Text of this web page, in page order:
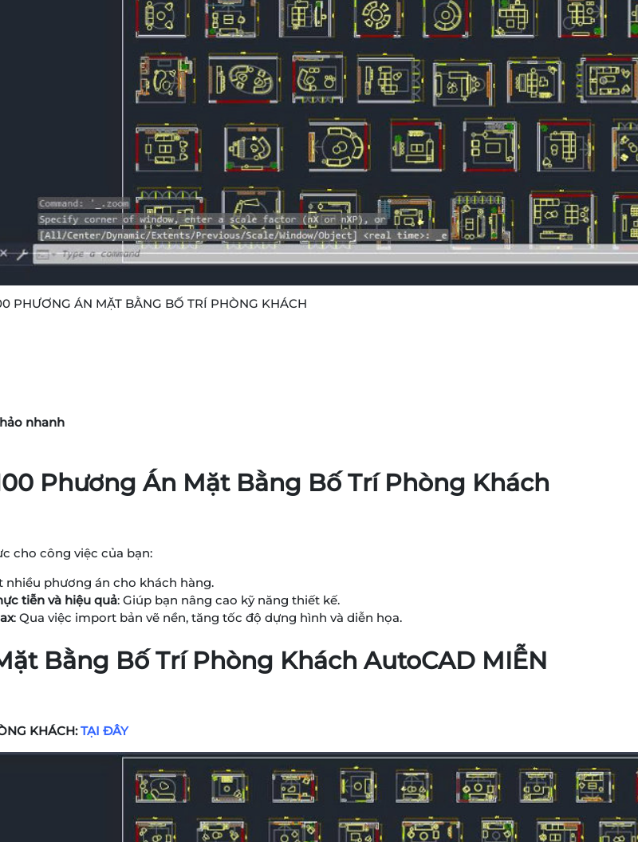
PHƯƠNG ÁN MẶT BẰNG BỐ TRÍ PHÒNG KHÁCH
nhanh
Phương Án Mặt Bằng Bố Trí Phòng Khách
cho công việc của bạn:
nhiều phương án cho khách hàng.
tiễn và hiệu quả: Giúp bạn nâng cao kỹ năng thiết kế.
: Qua việc import bản vẽ nền, tăng tốc độ dựng hình và diễn họa.
Bằng Bố Trí Phòng Khách AutoCAD MIỄN
KHÁCH:TẠI ĐÂY